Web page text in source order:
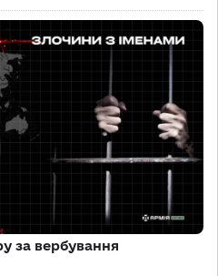
за вербування